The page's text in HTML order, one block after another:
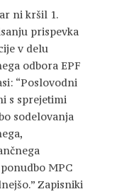
ni kršil 1.
prispevka
v delu
odbora EPF
“Poslovodni
s sprejetimi
sodelovanja
MPC
Zapisniki